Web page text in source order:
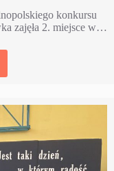
konkursu
zajęła 2. miejsce w…